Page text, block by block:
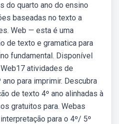
do quarto ano do ensino
baseadas no texto a
Web — esta é uma
de texto e gramatica para
fundamental. Disponível
atividades de
para imprimir. Descubra
de texto 4º ano alinhadas à
gratuitos para. Webas
para o 4º/ 5º